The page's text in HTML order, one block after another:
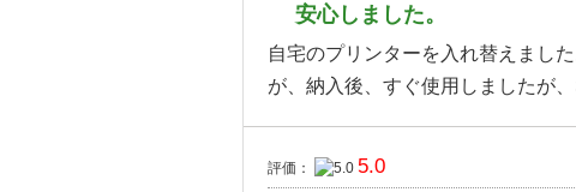
安心しました。
自宅のプリンターを入れ替えまし
が、納入後、すぐ使用しましたが
評価： 5.0